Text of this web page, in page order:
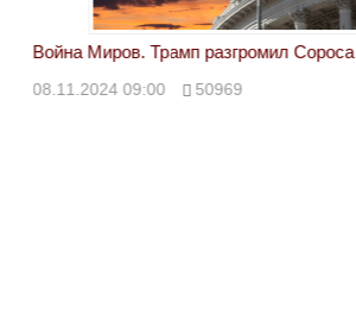
Война Миров. Трамп разгромил Сороса
08.11.2024 09:00 50969